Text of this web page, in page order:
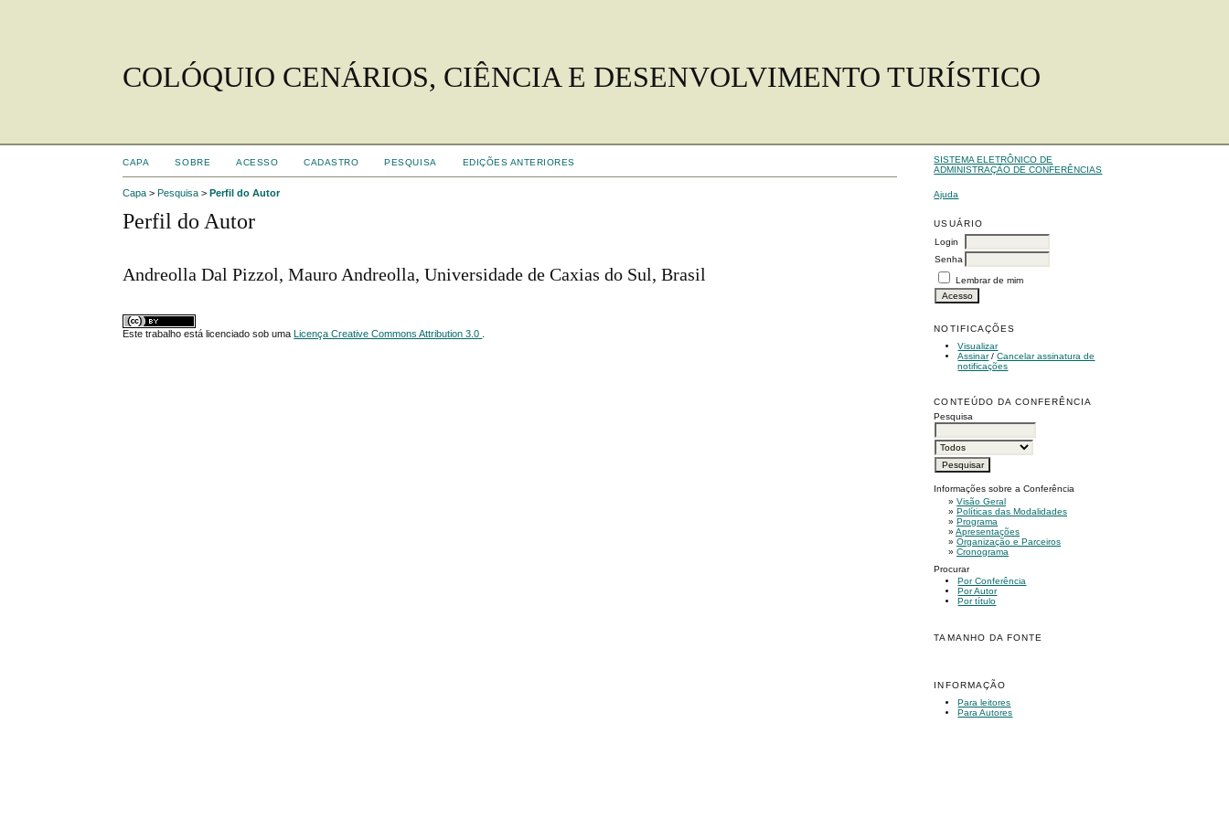
COLÓQUIO CENÁRIOS, CIÊNCIA E DESENVOLVIMENTO TURÍSTICO
SISTEMA ELETRÔNICO DE
ADMINISTRAÇÃO DE CONFERÊNCIAS
Ajuda
USUÁRIO
Login
Senha
Lembrar de mim
NOTIFICAÇÕES
Visualizar
Assinar/Cancelar assinatura de
notificações
CONTEÚDO DA CONFERÊNCIA
Pesquisa
Informações sobre a Conferência
»Visão Geral
»Políticas das Modalidades
»Programa
»Apresentações
»Organização e Parceiros
»Cronograma
Procurar
Por Conferência
Por Autor
Por título
TAMANHO DA FONTE
INFORMAÇÃO
Para leitores
Para Autores
CAPA SOBRE ACESSO CADASTRO PESQUISA EDIÇÕES ANTERIORES
Capa >Pesquisa >Perfil do Autor
Perfil do Autor
Andreolla Dal Pizzol, Mauro Andreolla, Universidade de Caxias do Sul, Brasil
Este trabalho está licenciado sob uma Licença Creative Commons Attribution 3.0